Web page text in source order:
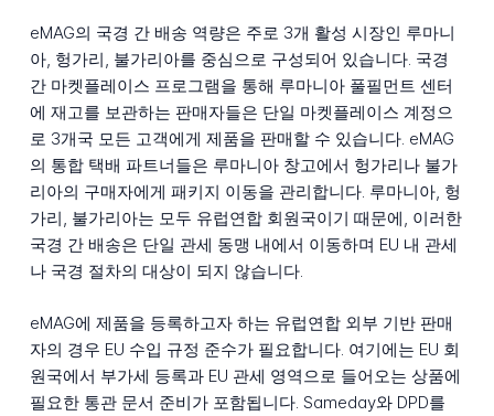
eMAG의 국경 간 배송 역량은 주로 3개 활성 시장인 루마니
아, 헝가리, 불가리아를 중심으로 구성되어 있습니다. 국경
간 마켓플레이스 프로그램을 통해 루마니아 풀필먼트 센터
에 재고를 보관하는 판매자들은 단일 마켓플레이스 계정으
로 3개국 모든 고객에게 제품을 판매할 수 있습니다. eMAG
의 통합 택배 파트너들은 루마니아 창고에서 헝가리나 불가
리아의 구매자에게 패키지 이동을 관리합니다. 루마니아, 헝
가리, 불가리아는 모두 유럽연합 회원국이기 때문에, 이러한
국경 간 배송은 단일 관세 동맹 내에서 이동하며 EU 내 관세
나 국경 절차의 대상이 되지 않습니다.
eMAG에 제품을 등록하고자 하는 유럽연합 외부 기반 판매
자의 경우 EU 수입 규정 준수가 필요합니다. 여기에는 EU 회
원국에서 부가세 등록과 EU 관세 영역으로 들어오는 상품에
필요한 통관 문서 준비가 포함됩니다. Sameday와 DPD를